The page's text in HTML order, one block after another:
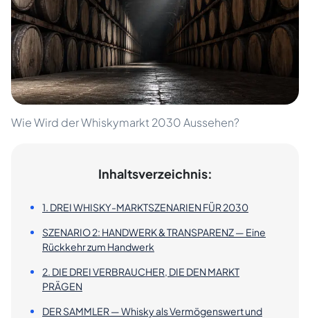
Wie Wird der Whiskymarkt 2030 Aussehen?
Inhaltsverzeichnis:
1. DREI WHISKY-MARKTSZENARIEN FÜR 2030
SZENARIO 2: HANDWERK & TRANSPARENZ — Eine
Rückkehr zum Handwerk
2. DIE DREI VERBRAUCHER, DIE DEN MARKT
PRÄGEN
DER SAMMLER — Whisky als Vermögenswert und